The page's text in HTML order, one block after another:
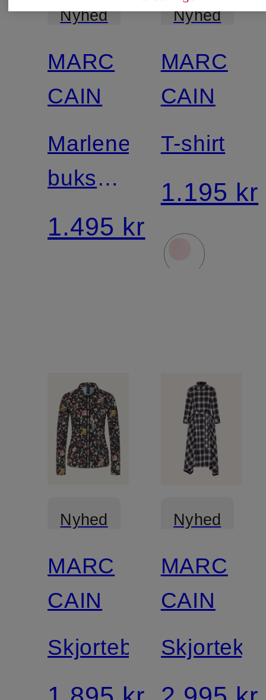
Nyhed
MARC
CAIN
Marlene-
bukser
WARRI
1.495 kr
Nyhed
Certificeret
MARC
CAIN
T-shirt
1.195 kr
Nyhed
Certificeret
MARC
CAIN
Skjortebluse
Nyhed
Certificeret
MARC
CAIN